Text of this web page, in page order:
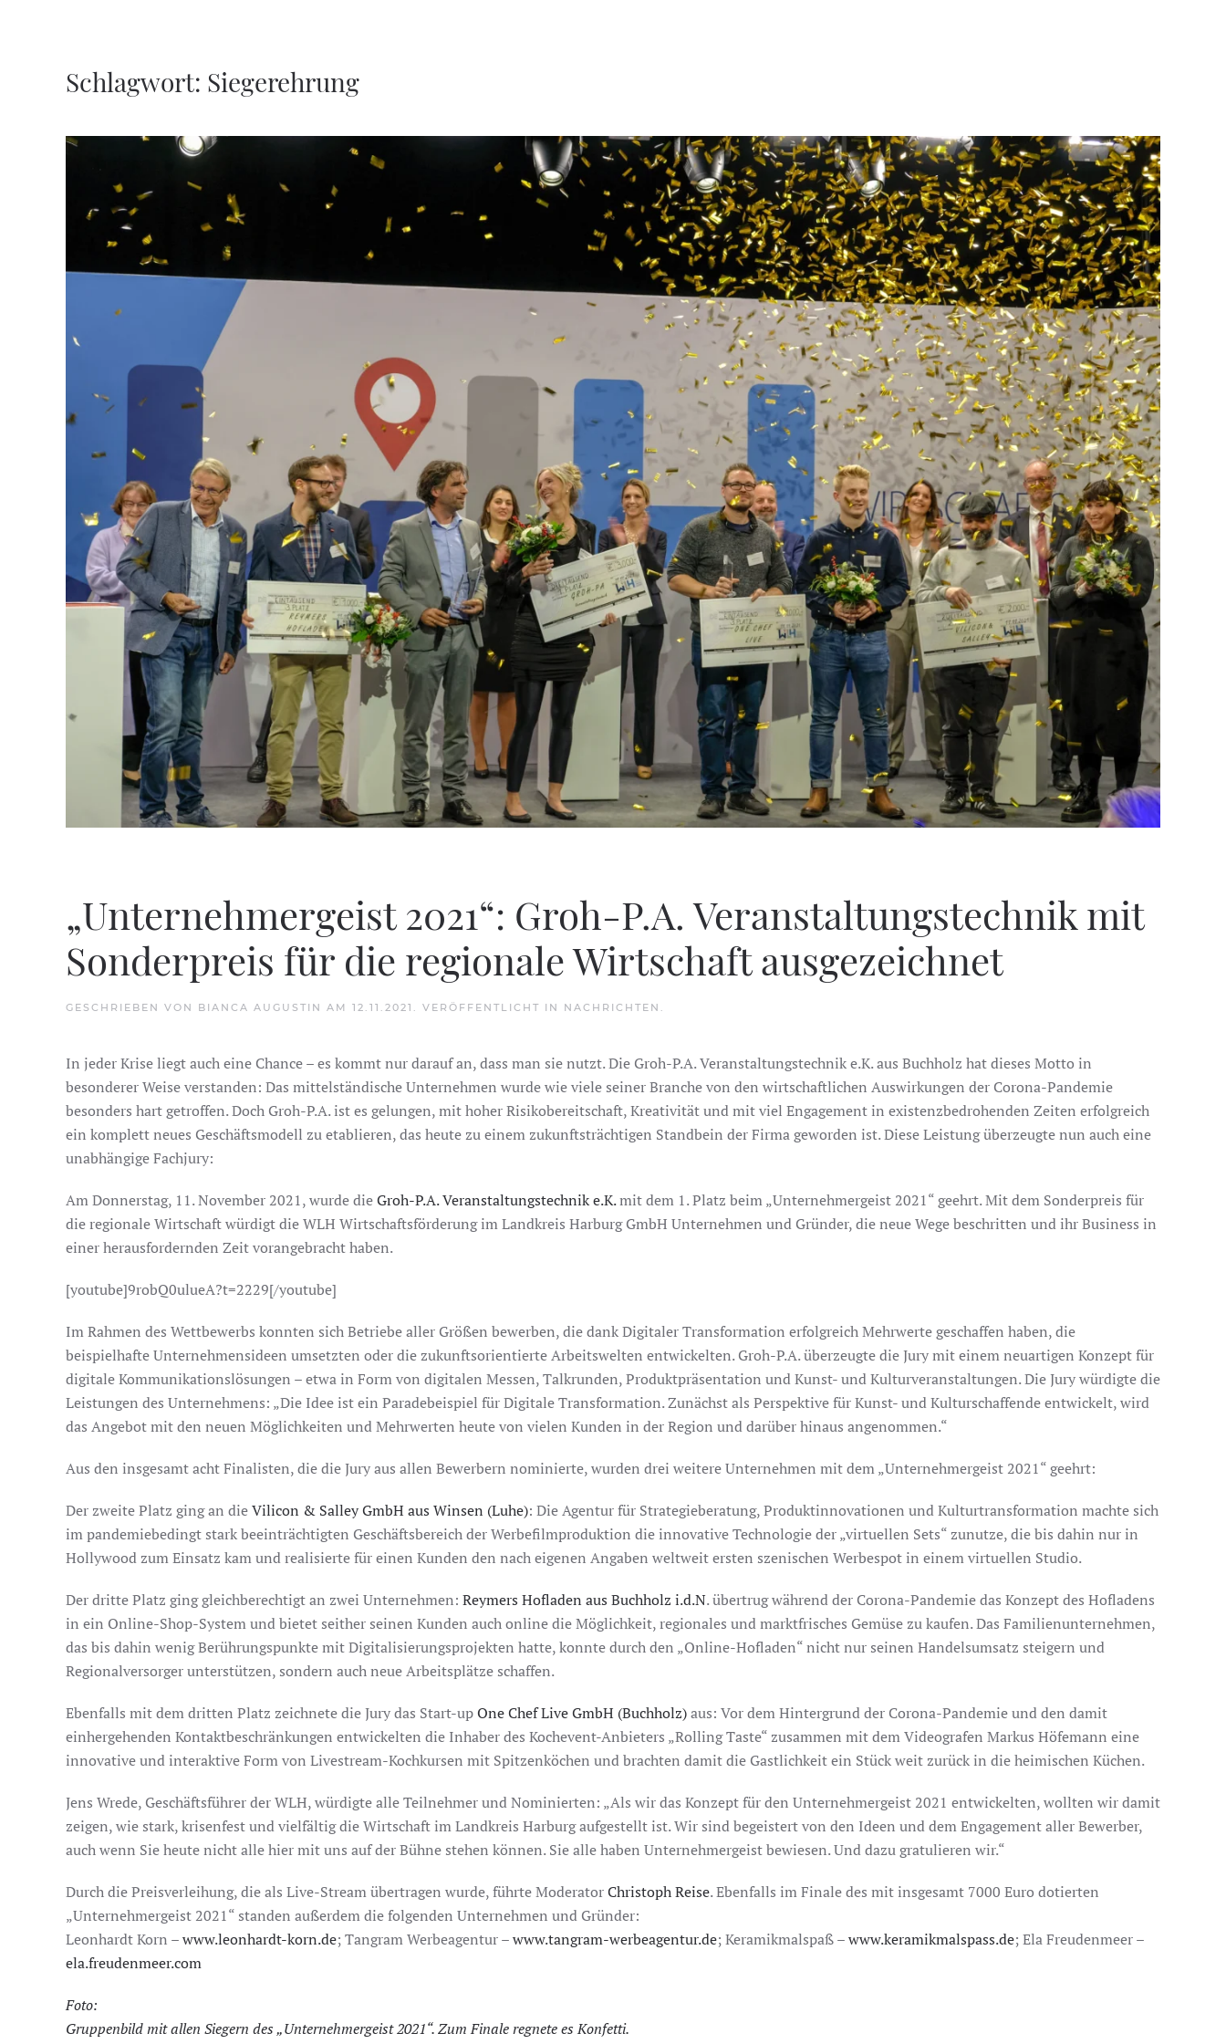
Schlagwort: Siegerehrung
„Unternehmergeist 2021“: Groh-P.A. Veranstaltungstechnik mit
Sonderpreis für die regionale Wirtschaft ausgezeichnet
GESCHRIEBEN VON BIANCA AUGUSTIN AM 12.11.2021 . VERÖFFENTLICHT IN NACHRICHTEN .
In jeder Krise liegt auch eine Chance – es kommt nur darauf an, dass man sie nutzt. Die Groh-P.A. Veranstaltungstechnik e.K. aus Buchholz hat dieses Motto in
besonderer Weise verstanden: Das mittelständische Unternehmen wurde wie viele seiner Branche von den wirtschaftlichen Auswirkungen der Corona-Pandemie
besonders hart getroffen. Doch Groh-P.A. ist es gelungen, mit hoher Risikobereitschaft, Kreativität und mit viel Engagement in existenzbedrohenden Zeiten erfolgreich
ein komplett neues Geschäftsmodell zu etablieren, das heute zu einem zukunftsträchtigen Standbein der Firma geworden ist. Diese Leistung überzeugte nun auch eine
unabhängige Fachjury:
Am Donnerstag, 11. November 2021, wurde dieGroh-P.A. Veranstaltungstechnik e.K.mit dem 1. Platz beim „Unternehmergeist 2021“ geehrt. Mit dem Sonderpreis für
die regionale Wirtschaft würdigt die WLH Wirtschaftsförderung im Landkreis Harburg GmbH Unternehmen und Gründer, die neue Wege beschritten und ihr Business in
einer herausfordernden Zeit vorangebracht haben.
[youtube]9robQ0ulueA?t=2229[/youtube]
Im Rahmen des Wettbewerbs konnten sich Betriebe aller Größen bewerben, die dank Digitaler Transformation erfolgreich Mehrwerte geschaffen haben, die
beispielhafte Unternehmensideen umsetzten oder die zukunftsorientierte Arbeitswelten entwickelten. Groh-P.A. überzeugte die Jury mit einem neuartigen Konzept für
digitale Kommunikationslösungen – etwa in Form von digitalen Messen, Talkrunden, Produktpräsentation und Kunst- und Kulturveranstaltungen. Die Jury würdigte die
Leistungen des Unternehmens: „Die Idee ist ein Paradebeispiel für Digitale Transformation. Zunächst als Perspektive für Kunst- und Kulturschaffende entwickelt, wird
das Angebot mit den neuen Möglichkeiten und Mehrwerten heute von vielen Kunden in der Region und darüber hinaus angenommen.“
Aus den insgesamt acht Finalisten, die die Jury aus allen Bewerbern nominierte, wurden drei weitere Unternehmen mit dem „Unternehmergeist 2021“ geehrt:
Der zweite Platz ging an dieVilicon & Salley GmbH aus Winsen (Luhe): Die Agentur für Strategieberatung, Produktinnovationen und Kulturtransformation machte sich
im pandemiebedingt stark beeinträchtigten Geschäftsbereich der Werbefilmproduktion die innovative Technologie der „virtuellen Sets“ zunutze, die bis dahin nur in
Hollywood zum Einsatz kam und realisierte für einen Kunden den nach eigenen Angaben weltweit ersten szenischen Werbespot in einem virtuellen Studio.
Der dritte Platz ging gleichberechtigt an zwei Unternehmen: Reymers Hofladen aus Buchholz i.d.N. übertrug während der Corona-Pandemie das Konzept des Hofladens
in ein Online-Shop-System und bietet seither seinen Kunden auch online die Möglichkeit, regionales und marktfrisches Gemüse zu kaufen. Das Familienunternehmen,
das bis dahin wenig Berührungspunkte mit Digitalisierungsprojekten hatte, konnte durch den „Online-Hofladen“ nicht nur seinen Handelsumsatz steigern und
Regionalversorger unterstützen, sondern auch neue Arbeitsplätze schaffen.
Ebenfalls mit dem dritten Platz zeichnete die Jury das Start-upOne Chef Live GmbH (Buchholz)aus: Vor dem Hintergrund der Corona-Pandemie und den damit
einhergehenden Kontaktbeschränkungen entwickelten die Inhaber des Kochevent-Anbieters „Rolling Taste“ zusammen mit dem Videografen Markus Höfemann eine
innovative und interaktive Form von Livestream-Kochkursen mit Spitzenköchen und brachten damit die Gastlichkeit ein Stück weit zurück in die heimischen Küchen.
Jens Wrede, Geschäftsführer der WLH, würdigte alle Teilnehmer und Nominierten: „Als wir das Konzept für den Unternehmergeist 2021 entwickelten, wollten wir damit
zeigen, wie stark, krisenfest und vielfältig die Wirtschaft im Landkreis Harburg aufgestellt ist. Wir sind begeistert von den Ideen und dem Engagement aller Bewerber,
auch wenn Sie heute nicht alle hier mit uns auf der Bühne stehen können. Sie alle haben Unternehmergeist bewiesen. Und dazu gratulieren wir.“
Durch die Preisverleihung, die als Live-Stream übertragen wurde, führte ModeratorChristoph Reise. Ebenfalls im Finale des mit insgesamt 7000 Euro dotierten
„Unternehmergeist 2021“ standen außerdem die folgenden Unternehmen und Gründer:
Leonhardt Korn –www.leonhardt-korn.de; Tangram Werbeagentur –www.tangram-werbeagentur.de; Keramikmalspaß –www.keramikmalspass.de; Ela Freudenmeer –
ela.freudenmeer.com
Foto:
Gruppenbild mit allen Siegern des „Unternehmergeist 2021“. Zum Finale regnete es Konfetti.